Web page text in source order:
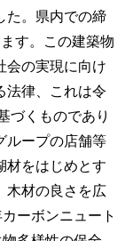
た。県内での締
す。この建築物
会の実現に向け
法律、これは令
づくものであり
ループの店舗等
材をはじめとす
木材の良さを広
ーボンニュート